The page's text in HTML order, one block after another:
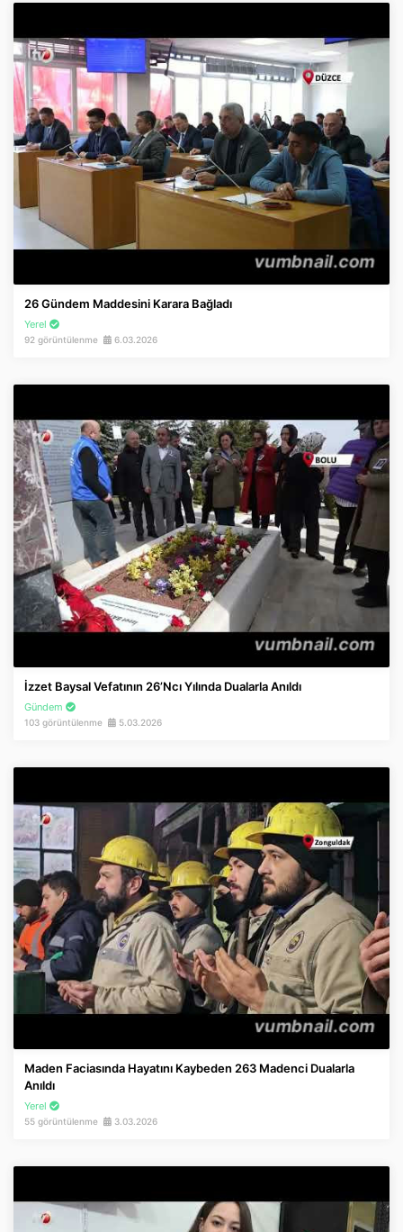
26 Gündem Maddesini Karara Bağladı
Yerel
92 görüntülenme 6.03.2026
İzzet Baysal Vefatının 26’ncı Yılında Dualarla Anıldı
Gündem
103 görüntülenme 5.03.2026
Maden Faciasında Hayatını Kaybeden 263 Madenci Dualarla
Anıldı
Yerel
55 görüntülenme 3.03.2026